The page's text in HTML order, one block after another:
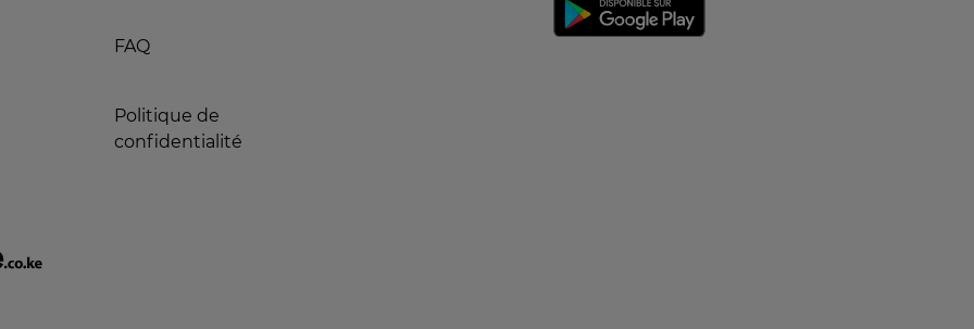
FAQ
Politique de
confidentialité